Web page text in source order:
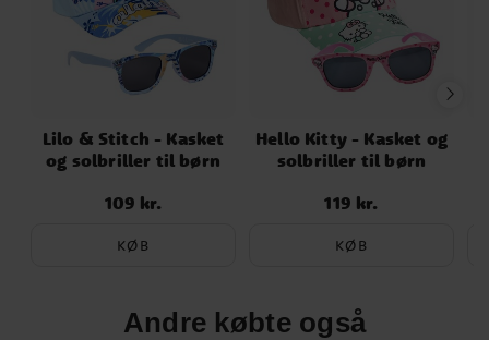
Lilo & Stitch - Kasket
og solbriller til børn
Pris:109 kr.
109 kr.
KØB
Hello Kitty - Kasket og
solbriller til børn
Pris:119 kr.
119 kr.
KØB
Andre købte også